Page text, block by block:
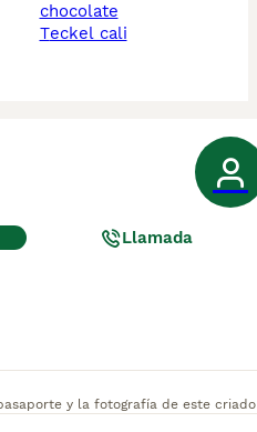
chocolate
teckel cali
Llamada
y la fotografía de este